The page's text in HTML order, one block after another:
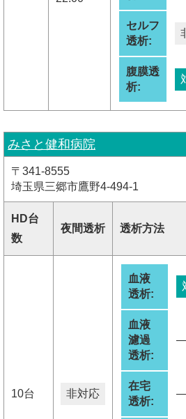
セルフ
透析:
腹膜透
析:
みさと健和病院
〒341-8555
埼玉県三郷市鷹野4-494-1
HD台
数
夜間透析 透析方法
10台 非対応
血液
透析:
血液
濾過
透析:
在宅
透析: